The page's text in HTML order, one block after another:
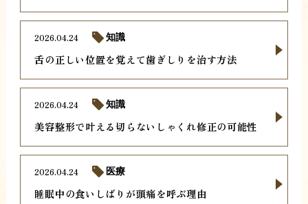
舌の正しい位置を覚えて歯ぎしりを治す方法
2026.04.24 知識
美容整形で叶える切らないしゃくれ修正の可能性
2026.04.24 知識
睡眠中の食いしばりが頭痛を呼ぶ理由
2026.04.24 医療